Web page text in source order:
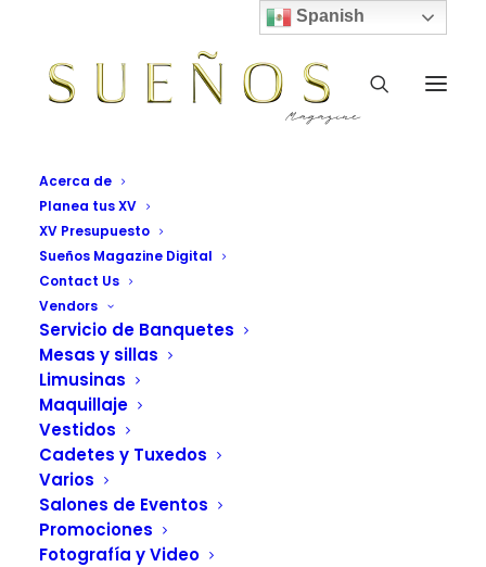
Acerca de
Planea tus XV
XV Presupuesto
Sueños Magazine Digital
Contact Us
Vendors
Servicio de Banquetes
Mesas y sillas
Limusinas
Maquillaje
Vestidos
Cadetes y Tuxedos
Varios
Salones de Eventos
Promociones
Fotografía y Video
Spanish